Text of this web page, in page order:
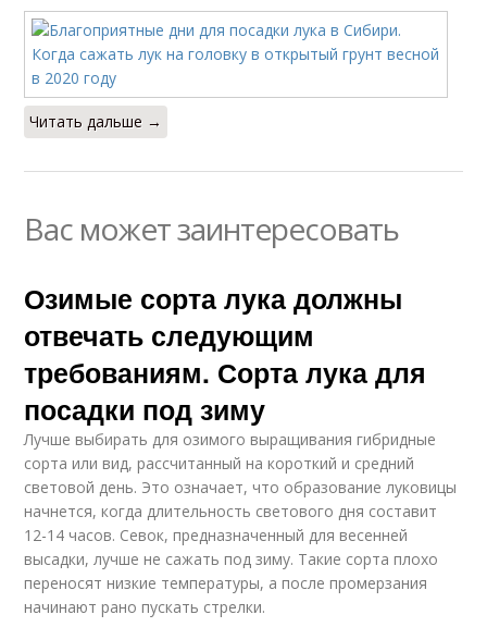
Читать дальше →
Вас может заинтересовать
Озимые сорта лука должны
отвечать следующим
требованиям. Сорта лука для
посадки под зиму
Лучше выбирать для озимого выращивания гибридные
сорта или вид, рассчитанный на короткий и средний
световой день. Это означает, что образование луковицы
начнется, когда длительность светового дня составит
12-14 часов. Севок, предназначенный для весенней
высадки, лучше не сажать под зиму. Такие сорта плохо
переносят низкие температуры, а после промерзания
начинают рано пускать стрелки.